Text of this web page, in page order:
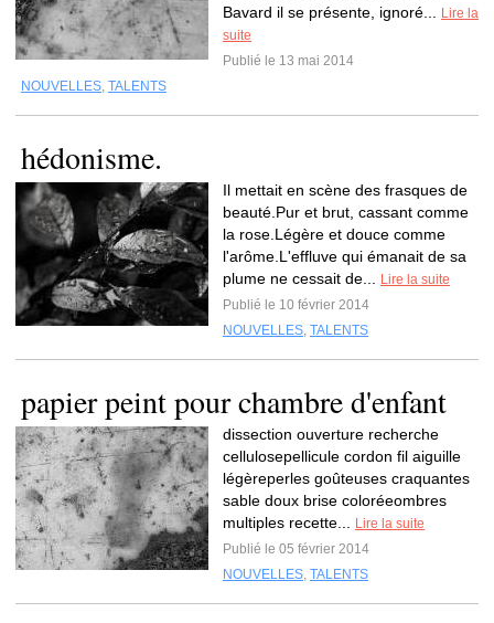
Bavard il se présente, ignoré...
Lire la
suite
Publié le 13 mai 2014
NOUVELLES, TALENTS
hédonisme.
Il mettait en scène des frasques de
beauté.Pur et brut, cassant comme
la rose.Légère et douce comme
l'arôme.L'effluve qui émanait de sa
plume ne cessait de...
Lire la suite
Publié le 10 février 2014
NOUVELLES, TALENTS
papier peint pour chambre d'enfant
dissection ouverture recherche
cellulosepellicule cordon fil aiguille
légèreperles goûteuses craquantes
sable doux brise coloréeombres
multiples recette...
Lire la suite
Publié le 05 février 2014
NOUVELLES, TALENTS